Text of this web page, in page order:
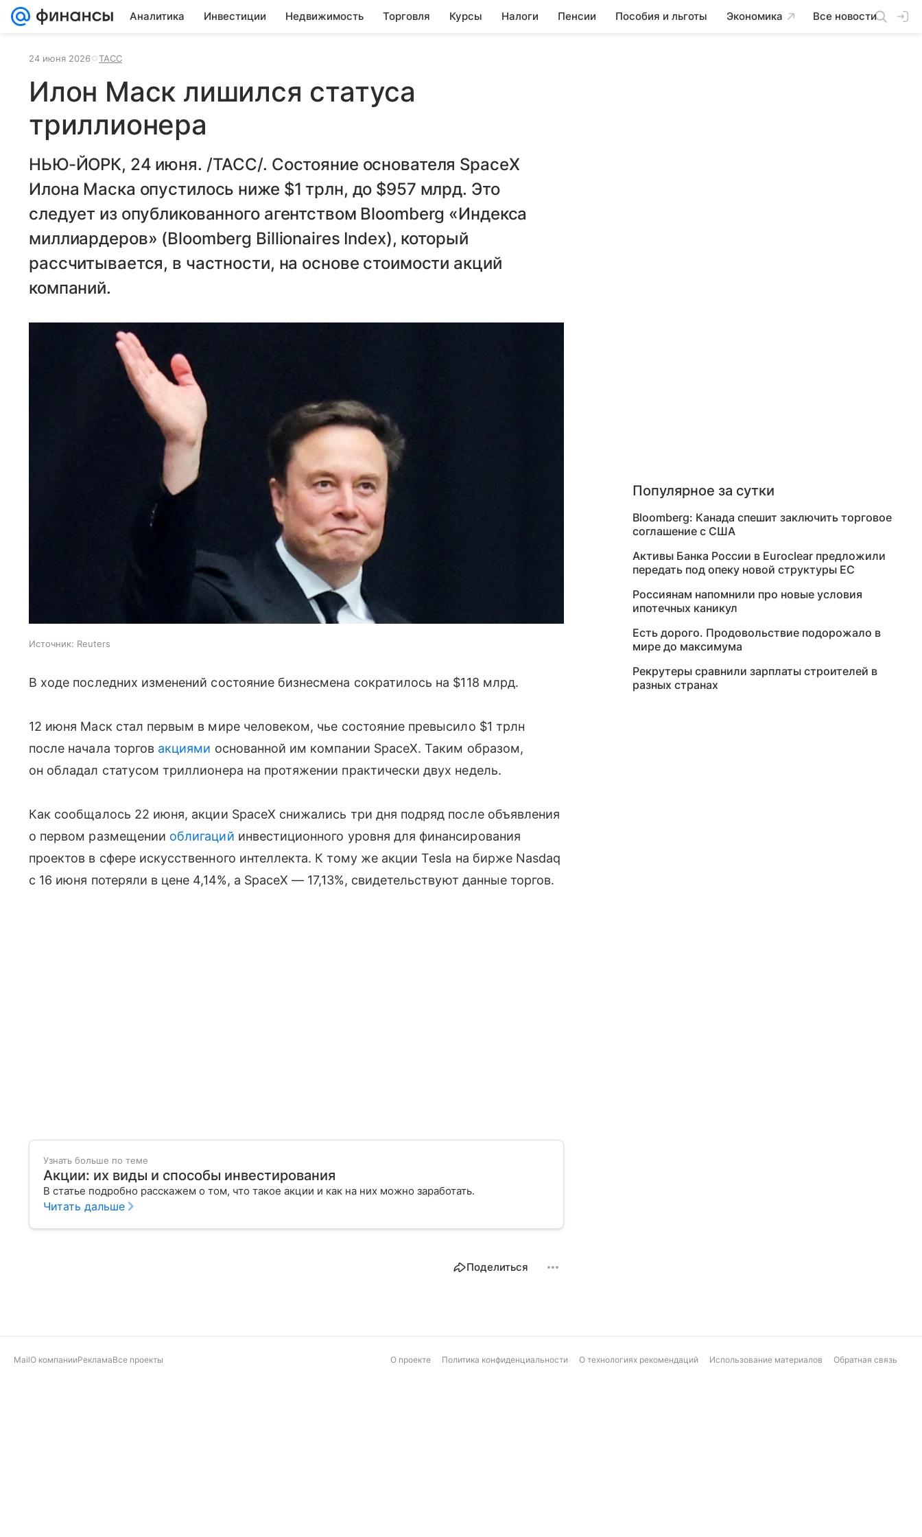
Аналитика Инвестиции Недвижимость Торговля Курсы Налоги Пенсии Пособия и льготы Экономика Все новости
24 июня 2026 ТАСС
Илон Маск лишился статуса
триллионера
НЬЮ-ЙОРК, 24 июня. /ТАСС/. Состояние основателя SpaceX
Илона Маска опустилось ниже $1 трлн, до $957 млрд. Это
следует из опубликованного агентством Bloomberg «Индекса
миллиардеров» (Bloomberg Billionaires Index), который
рассчитывается, в частности, на основе стоимости акций
компаний.
Источник: Reuters
В ходе последних изменений состояние бизнесмена сократилось на $118 млрд.
12 июня Маск стал первым в мире человеком, чье состояние превысило $1 трлн
после начала торгов акциями основанной им компании SpaceX. Таким образом,
он обладал статусом триллионера на протяжении практически двух недель.
Как сообщалось 22 июня, акции SpaceX снижались три дня подряд после объявления
о первом размещении облигаций инвестиционного уровня для финансирования
проектов в сфере искусственного интеллекта. К тому же акции Tesla на бирже Nasdaq
с 16 июня потеряли в цене 4,14%, а SpaceX — 17,13%, свидетельствуют данные торгов.
Узнать больше по теме
Акции: их виды и способы инвестирования
В статье подробно расскажем о том, что такое акции и как на них можно заработать.
Читать дальше
Поделиться
Популярное за сутки
Bloomberg: Канада спешит заключить торговое
соглашение с США
Активы Банка России в Euroclear предложили
передать под опеку новой структуры ЕС
Россиянам напомнили про новые условия
ипотечных каникул
Есть дорого. Продовольствие подорожало в
мире до максимума
Рекрутеры сравнили зарплаты строителей в
разных странах
MailО компанииРекламаВсе проекты О проекте Политика конфиденциальности О технологиях рекомендаций Использование материалов Обратная связь